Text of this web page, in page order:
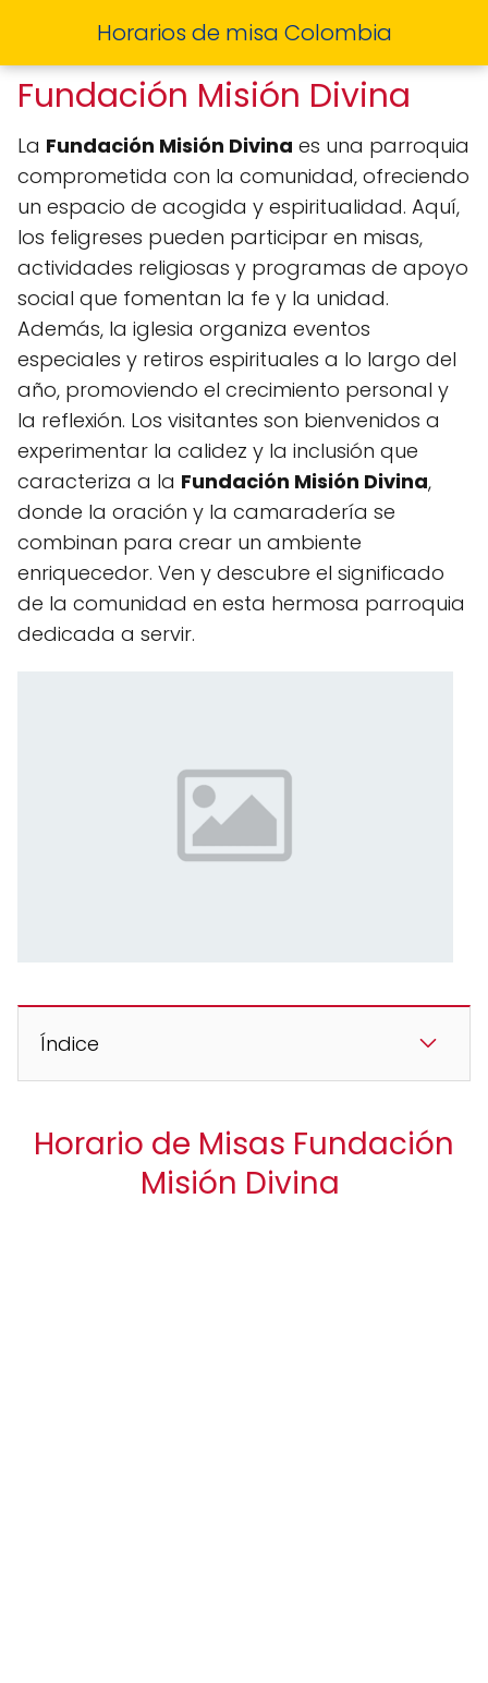
Horarios de misa Colombia
Fundación Misión Divina
La Fundación Misión Divina es una parroquia
comprometida con la comunidad, ofreciendo
un espacio de acogida y espiritualidad. Aquí,
los feligreses pueden participar en misas,
actividades religiosas y programas de apoyo
social que fomentan la fe y la unidad.
Además, la iglesia organiza eventos
especiales y retiros espirituales a lo largo del
año, promoviendo el crecimiento personal y
la reflexión. Los visitantes son bienvenidos a
experimentar la calidez y la inclusión que
caracteriza a la Fundación Misión Divina,
donde la oración y la camaradería se
combinan para crear un ambiente
enriquecedor. Ven y descubre el significado
de la comunidad en esta hermosa parroquia
dedicada a servir.
Índice
Horario de Misas Fundación
Misión Divina